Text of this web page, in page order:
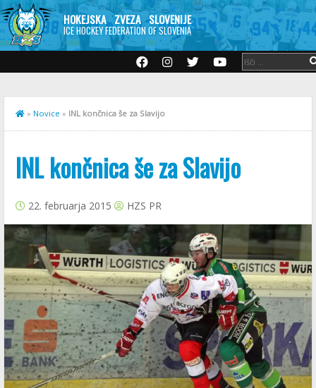
HOKEJSKA ZVEZA SLOVENIJE
ICE HOCKEY FEDERATION OF SLOVENIA
» Novice » INL končnica še za Slavijo
INL končnica še za Slavijo
22. februarja 2015 HZS PR